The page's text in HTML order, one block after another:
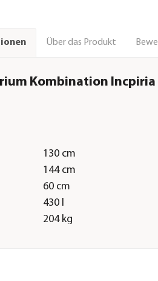
Über das Produkt
Kombination
130 cm
144 cm
60 cm
430 l
204 kg